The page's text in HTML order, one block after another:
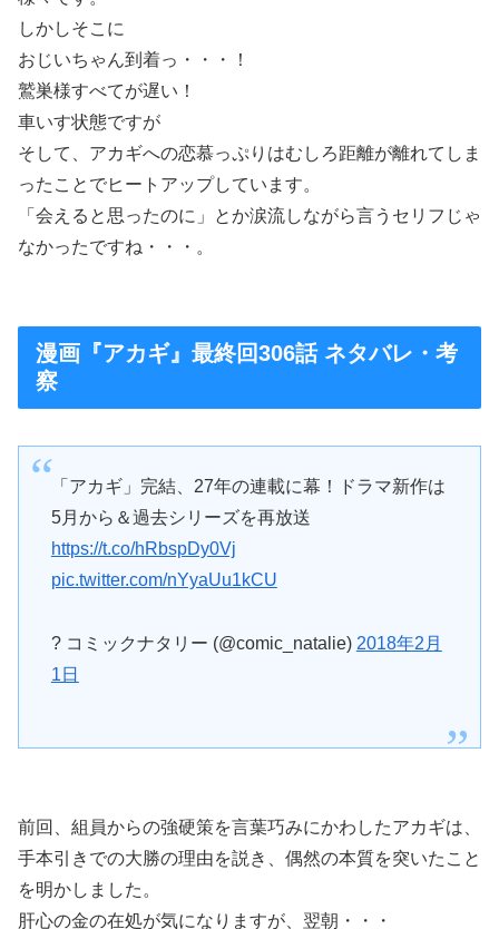
しかしそこに
おじいちゃん到着っ・・・！
鷲巣様すべてが遅い！
車いす状態ですが
そして、アカギへの恋慕っぷりはむしろ距離が離れてしま
ったことでヒートアップしています。
「会えると思ったのに」とか涙流しながら言うセリフじゃ
なかったですね・・・。
漫画『アカギ』最終回306話 ネタバレ・考
察
「アカギ」完結、27年の連載に幕！ドラマ新作は
5月から＆過去シリーズを再放送
https://t.co/hRbspDy0Vj
pic.twitter.com/nYyaUu1kCU
? コミックナタリー (@comic_natalie) 2018年2月
1日
前回、組員からの強硬策を言葉巧みにかわしたアカギは、
手本引きでの大勝の理由を説き、偶然の本質を突いたこと
を明かしました。
肝心の金の在処が気になりますが、翌朝・・・